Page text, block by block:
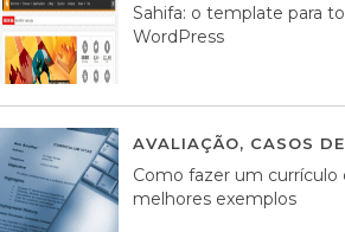
Sahifa: o template para
WordPress
AVALIAÇÃO, CASOS
Como fazer um currículo
melhores exemplos